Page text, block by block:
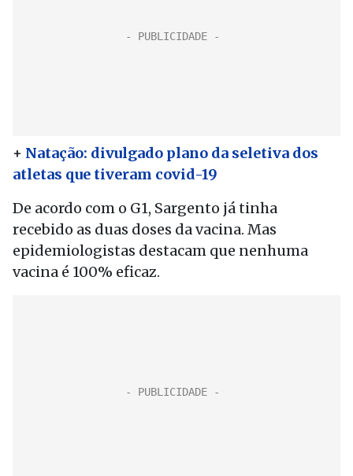
+ Natação: divulgado plano da seletiva dos
atletas que tiveram covid-19
De acordo com o G1, Sargento já tinha
recebido as duas doses da vacina. Mas
epidemiologistas destacam que nenhuma
vacina é 100% eficaz.